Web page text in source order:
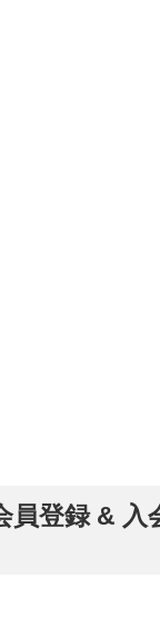
員登録 & 入